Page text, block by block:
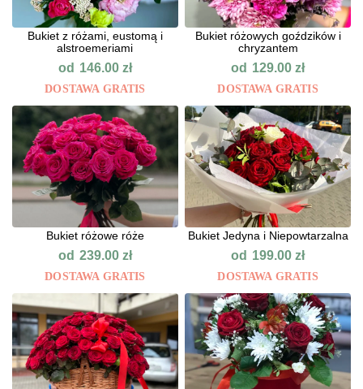
Bukiet z różami, eustomą i
alstroemeriami
od 146.00 zł
DOSTAWA GRATIS
Bukiet różowych goździków i
chryzantem
od 129.00zł
DOSTAWA GRATIS
Bukiet różowe róże
od 239.00 zł
DOSTAWA GRATIS
Bukiet Jedyna i Niepowtarzalna
od 199.00zł
DOSTAWA GRATIS